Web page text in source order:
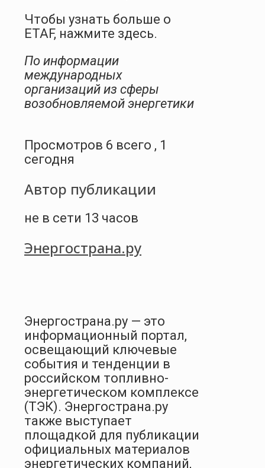
Чтобы узнать больше о
ETAF, нажмите здесь.
По информации
международных
организаций из сферы
возобновляемой энергетики
Просмотров 6 всего , 1
сегодня
Автор публикации
не в сети 13 часов
Энергострана.ру
Энергострана.ру — это
информационный портал,
освещающий ключевые
события и тенденции в
российском топливно-
энергетическом комплексе
(ТЭК). Энергострана.ру
также выступает
площадкой для публикации
официальных материалов
энергетических компаний,